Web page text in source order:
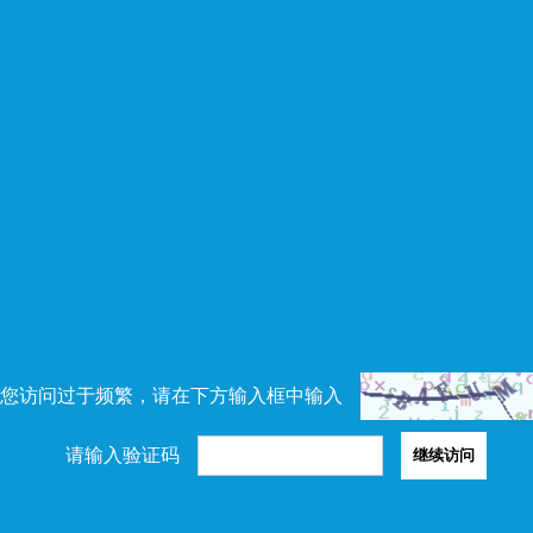
访问过于频繁，请在下方输入框中输入
请输入验证码 继续访问